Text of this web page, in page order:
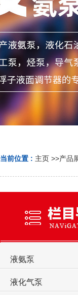
当前位置 : 主页 >>产品
液氨泵
液化气泵